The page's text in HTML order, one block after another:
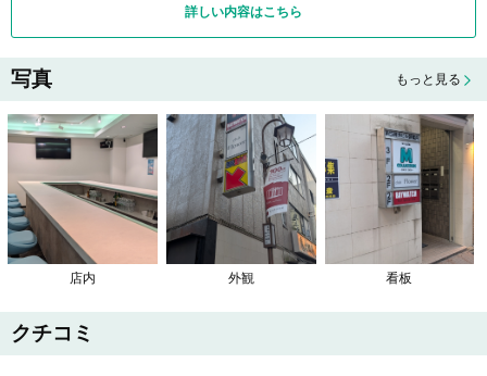
詳しい内容はこちら
写真 もっと見る
店内 外観 看板
クチコミ